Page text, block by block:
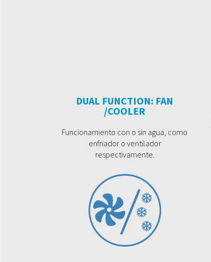
DUAL FUNCTION: FAN
/COOLER
Funcionamiento con o sin agua, como
enfriador o ventilador
respectivamente.